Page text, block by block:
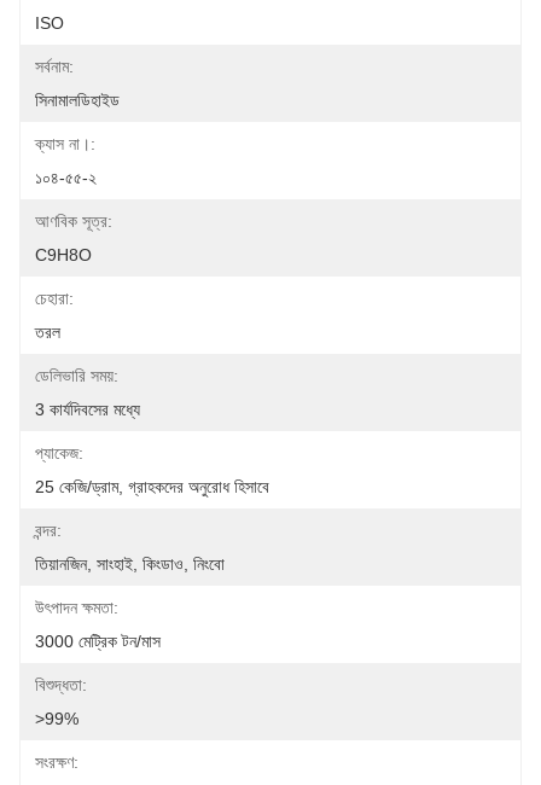
ISO
সর্বনাম:
সিনামালডিহাইড
ক্যাস না।:
১০৪-৫৫-২
আণবিক সূত্র:
C9H8O
চেহারা:
তরল
ডেলিভারি সময়:
3 কার্যদিবসের মধ্যে
প্যাকেজ:
25 কেজি/ড্রাম, গ্রাহকদের অনুরোধ হিসাবে
বন্দর:
তিয়ানজিন, সাংহাই, কিংডাও, নিংবো
উৎপাদন ক্ষমতা:
3000 মেট্রিক টন/মাস
বিশুদ্ধতা:
>99%
সংরক্ষণ: